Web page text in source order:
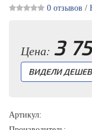
0 отзывов /
Цена: 3
ВИДЕЛИ
Артикул: